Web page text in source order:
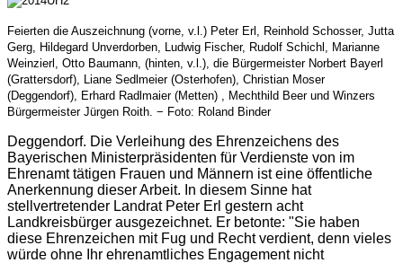
Feierten die Auszeichnung (vorne, v.l.) Peter Erl, Reinhold Schosser, Jutta
Gerg, Hildegard Unverdorben, Ludwig Fischer, Rudolf Schichl, Marianne
Weinzierl, Otto Baumann, (hinten, v.l.), die Bürgermeister Norbert Bayerl
(Grattersdorf), Liane Sedlmeier (Osterhofen), Christian Moser
(Deggendorf), Erhard Radlmaier (Metten) , Mechthild Beer und Winzers
Bürgermeister Jürgen Roith. − Foto: Roland Binder
Deggendorf. Die Verleihung des Ehrenzeichens des
Bayerischen Ministerpräsidenten für Verdienste von im
Ehrenamt tätigen Frauen und Männern ist eine öffentliche
Anerkennung dieser Arbeit. In diesem Sinne hat
stellvertretender Landrat Peter Erl gestern acht
Landkreisbürger ausgezeichnet. Er betonte: "Sie haben
diese Ehrenzeichen mit Fug und Recht verdient, denn vieles
würde ohne Ihr ehrenamtliches Engagement nicht